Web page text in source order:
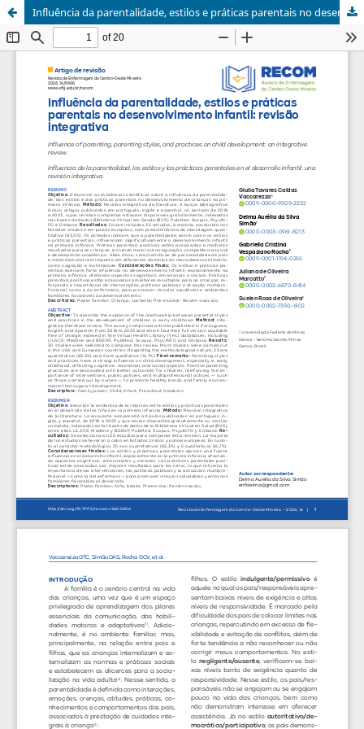
Influência da parentalidade, estilos e práticas parentais no desenvolvimento infantil: revisão integrativa